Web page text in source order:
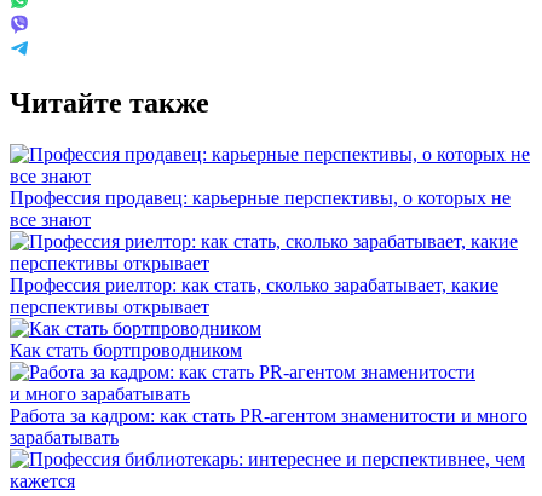
Читайте также
Профессия продавец: карьерные перспективы, о которых не
все знают
Профессия риелтор: как стать, сколько зарабатывает, какие
перспективы открывает
Как стать бортпроводником
Работа за кадром: как стать PR-агентом знаменитости и много
зарабатывать